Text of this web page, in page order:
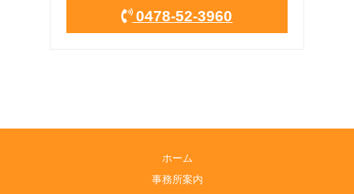
0478-52-3960
ホーム
事務所案内